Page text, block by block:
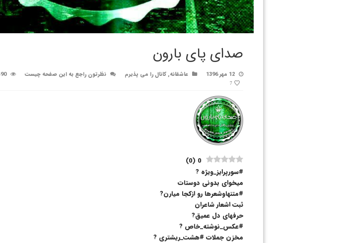
صدای پای بارون
12 مهر 1396 عاشقانه,کانال را می پذیرم نظرتون راجع به این صفحه چیست 490
7
0
(
0
)
#سورپرایز_ویژه ?
میخوای بدونی دوستات
#متنهاو‌شعرها رو ازکجا میارن?
ثبت اشعار شاعران
حرفهای دل عمیق?
#عکس_نوشته_خاص ?
مخزن جملات #هشت_ریشتری ?